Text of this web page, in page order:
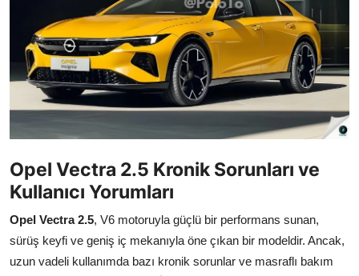
Bakım & Arıza Çözümleri
Elektrikli & Hibrit
Kiralama & Filo
Sürüş & Güvenlik
Yağlar & Sıvılar
LPG & Yakıt
Elektrik & Akü
Opel Vectra 2.5 Kronik Sorunları ve
Kullanıcı Yorumları
Opel Vectra 2.5, V6 motoruyla güçlü bir performans sunan,
sürüş keyfi ve geniş iç mekanıyla öne çıkan bir modeldir. Ancak,
uzun vadeli kullanımda bazı kronik sorunlar ve masraflı bakım